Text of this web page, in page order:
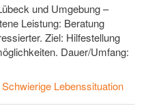
und Umgebung –
Leistung: Beratung
Ziel: Hilfestellung
Dauer/Umfang:
Lebenssituation